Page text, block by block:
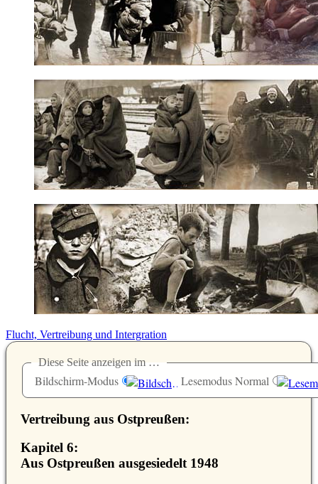
Flucht, Vertreibung und Intergration
Diese Seite anzeigen im …
Bildschirm-Modus Lesemodus Normal
Vertreibung aus Ostpreußen:
Kapitel 6:
Aus Ostpreußen ausgesiedelt 1948